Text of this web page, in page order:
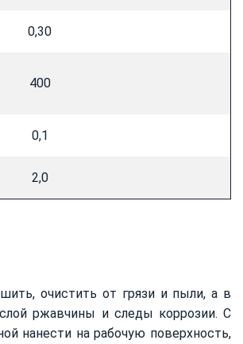
0,30
400
0,1
2,0
очистить от грязи и пыли, а в
ржавчины и следы коррозии. С
нанести на рабочую поверхность,